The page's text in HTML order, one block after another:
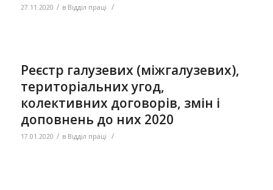
27.11.2020 / в Відділ праці /
Реєстр галузевих (міжгалузевих),
територіальних угод,
колективних договорів, змін і
доповнень до них 2020
17.01.2020 / в Відділ праці /